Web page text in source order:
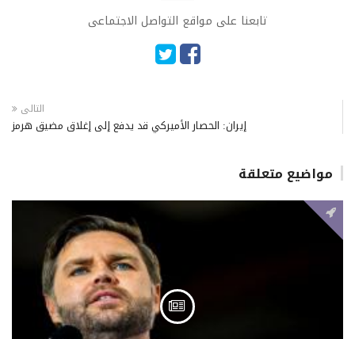
تابعنا على مواقع التواصل الاجتماعى
التالى
إيران: الحصار الأميركي قد يدفع إلى إغلاق مضيق هرمز
مواضيع متعلقة